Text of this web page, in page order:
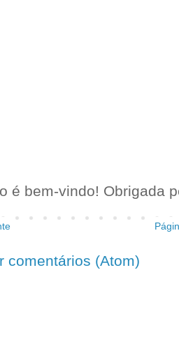
é bem-vindo! Obrigada
comentários (Atom)